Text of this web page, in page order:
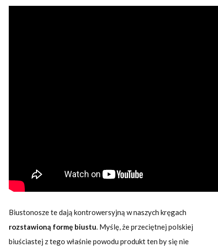
Biustonosze te dają kontrowersyjną w naszych kręgach
rozstawioną formę biustu. Myślę, że przeciętnej polskiej
biuściastej z tego właśnie powodu produkt ten by się nie